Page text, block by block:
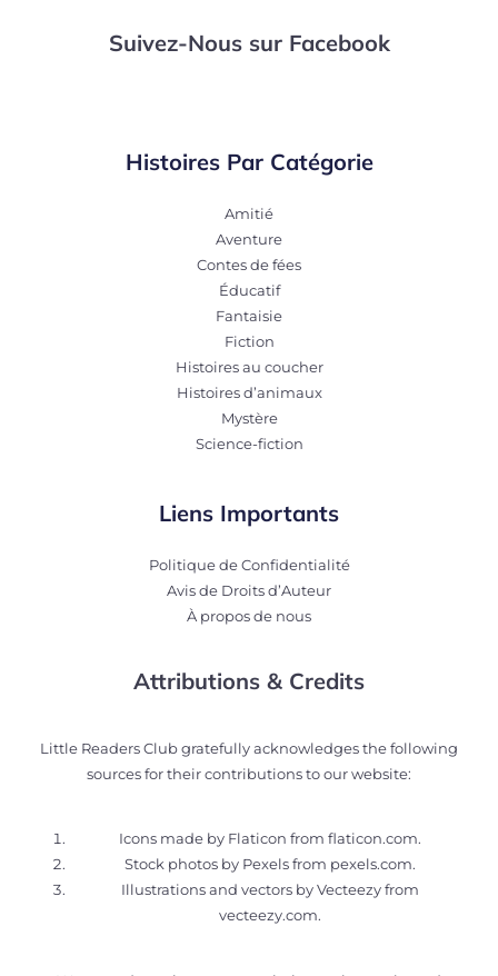
Suivez-Nous sur Facebook
Histoires Par Catégorie
Amitié
Aventure
Contes de fées
Éducatif
Fantaisie
Fiction
Histoires au coucher
Histoires d’animaux
Mystère
Science-fiction
Liens Importants
Politique de Confidentialité
Avis de Droits d’Auteur
À propos de nous
Attributions & Credits
Little Readers Club gratefully acknowledges the following
sources for their contributions to our website:
Icons made by Flaticon fromflaticon.com.
Stock photos by Pexels from pexels.com.
Illustrations and vectors by Vecteezy from
vecteezy.com.